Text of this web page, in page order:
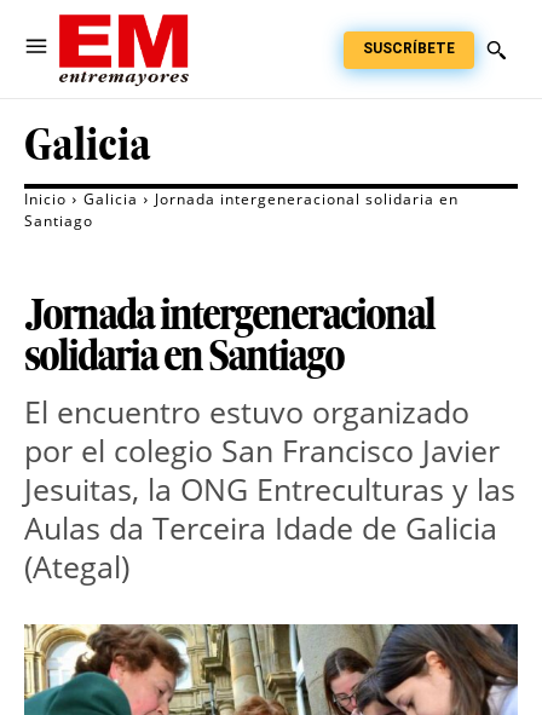
SUSCRÍBETE
Galicia
Inicio Galicia
Jornada intergeneracional solidaria en
Santiago
Jornada intergeneracional
solidaria en Santiago
El encuentro estuvo organizado
por el colegio San Francisco Javier
Jesuitas, la ONG Entreculturas y las
Aulas da Terceira Idade de Galicia
(Ategal)